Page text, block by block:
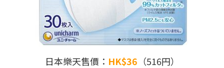
日本樂天售價： HK$36 （516円）